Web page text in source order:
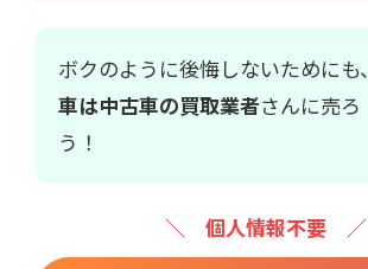
ボクのように後悔しないためにも、
車は中古車の買取業者さんに売ろ
う！
＼ 個人情報不要 ／